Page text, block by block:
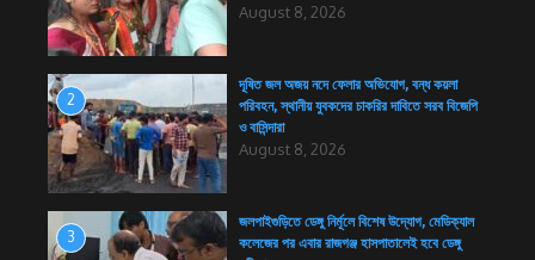
August 8, 2026
2
দূষিত জল অজয় নদে ফেলার অভিযোগ, বন্ধ কয়লা
পরিবহন, স্থানীয় যুবকদের চাকরির দাবিতে সরব বিজেপি
ও বাসিন্দারা
August 8, 2026
3
জলপাইগুড়িতে ডেঙ্গু নির্মূলে বিশেষ উদ্যোগ, মেডিক্যাল
কলেজের পর এবার রাজগঞ্জ হাসপাতালেই হবে ডেঙ্গু